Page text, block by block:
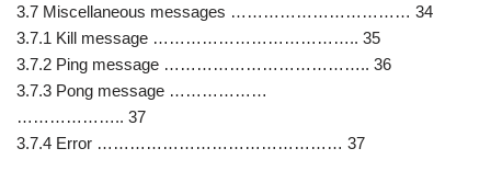
3.7 Miscellaneous messages …………………………… 34
3.7.1 Kill message ……………………………….. 35
3.7.2 Ping message ……………………………….. 36
3.7.3 Pong message ………………
……………….. 37
3.7.4 Error ……………………………………… 37